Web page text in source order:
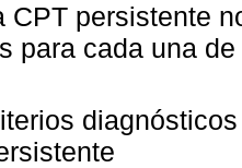
CPT persistente
para cada una